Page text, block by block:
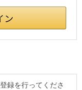
録を行ってくださ